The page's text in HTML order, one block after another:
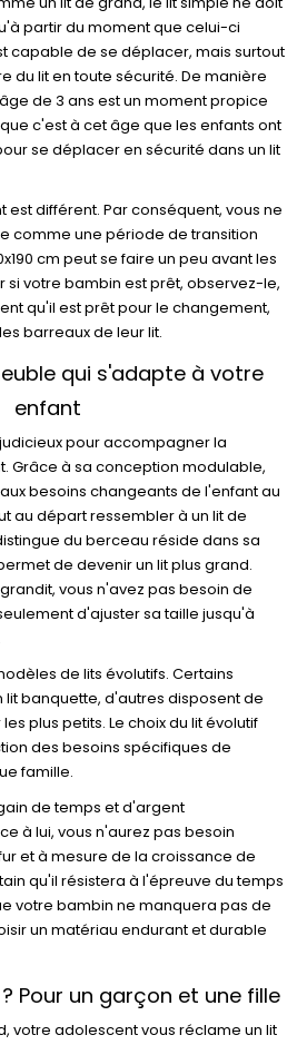
partir du moment que celui-ci
capable de se déplacer, mais surtout
du lit en toute sécurité. De manière
de 3 ans est un moment propice
c'est à cet âge que les enfants ont
se déplacer en sécurité dans un lit
est différent. Par conséquent, vous ne
comme une période de transition
cm peut se faire un peu avant les
si votre bambin est prêt, observez-le,
qu'il est prêt pour le changement,
barreaux de leur lit.
qui s'adapte à votre
enfant
pour accompagner la
Grâce à sa conception modulable,
besoins changeants de l'enfant au
au départ ressembler à un lit de
du berceau réside dans sa
de devenir un lit plus grand.
vous n'avez pas besoin de
d'ajuster sa taille jusqu'à
de lits évolutifs. Certains
banquette, d'autres disposent de
plus petits. Le choix du lit évolutif
des besoins spécifiques de
famille.
de temps et d'argent
à lui, vous n'aurez pas besoin
et à mesure de la croissance de
qu'il résistera à l'épreuve du temps
votre bambin ne manquera pas de
un matériau endurant et durable
Pour un garçon et une fille
votre adolescent vous réclame un lit